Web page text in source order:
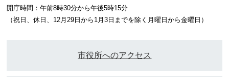
開庁時間：午前8時30分から午後5時15分
（祝日、休日、12月29日から1月3日までを除く月曜日から金曜日）
市役所へのアクセス